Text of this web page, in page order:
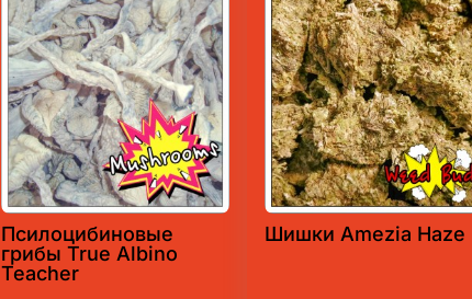
Псилоцибиновые
грибы True Albino
Teacher
Шишки Amezia Haze